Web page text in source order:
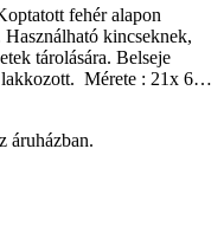
fehér alapon
kincseknek,
tárolására. Belseje
lakkozott. Mérete : 21x 6…
áruházban.